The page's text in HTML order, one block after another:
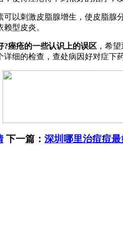
刺激皮脂腺增生，使皮脂腺
型皮炎。
?痤疮的一些认识上的误区 ，希
细的检查，查处病因好对症下
下一篇： 深圳哪里治痘痘